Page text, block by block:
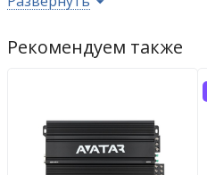
Рабочее напряжение
Габариты усилителя
Возврат
Рекомендуем также